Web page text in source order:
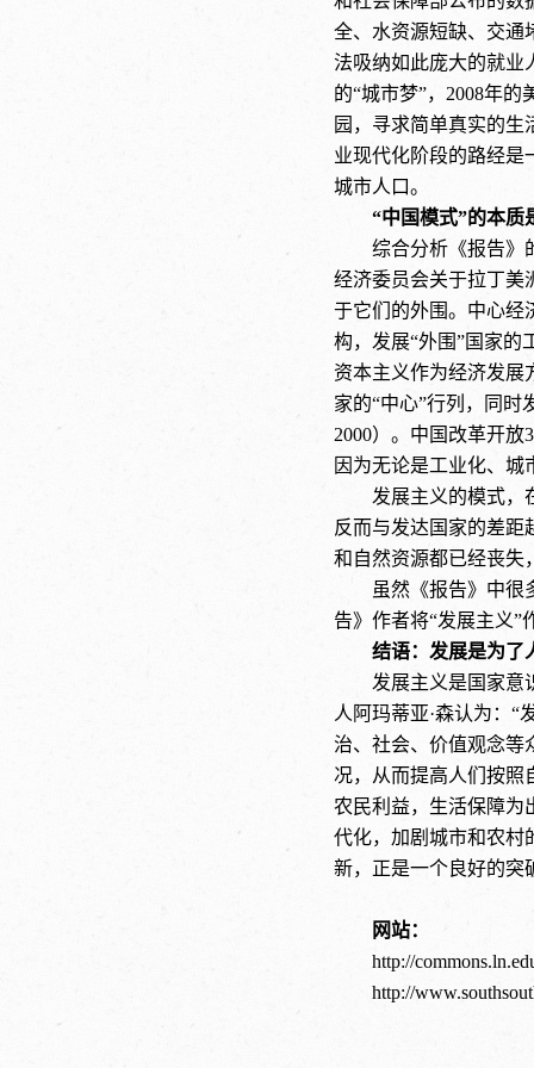
全、水资源短缺、交通
法吸纳如此庞大的就业
的“城市梦”，2008年
园，寻求简单真实的
业现代化阶段的路经是
城市人口。
“中国模式”的本质
综合分析《报告》
经济委员会关于拉丁美
于它们的外围。中心经
构，发展“外围”国家的
资本主义作为经济发展
家的“中心”行列，同时
2000）。中国改革开
因为无论是工业化、
发展主义的模式，
反而与发达国家的差距
和自然资源都已经丧失
虽然《报告》中很
告》作者将“发展主义”
结语：发展是为了
发展主义是国家意
人阿玛蒂亚·森认为：
治、社会、价值观念等
况，从而提高人们按照
农民利益，生活保障为
代化，加剧城市和农村
新，正是一个良好的突
网站：
http://
http://